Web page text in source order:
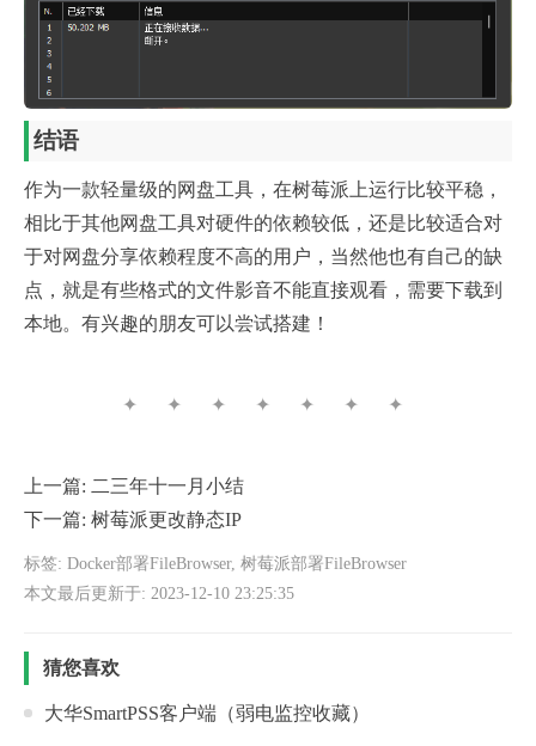
结语
作为一款轻量级的网盘工具，在树莓派上运行比较平稳，
相比于其他网盘工具对硬件的依赖较低，还是比较适合对
于对网盘分享依赖程度不高的用户，当然他也有自己的缺
点，就是有些格式的文件影音不能直接观看，需要下载到
本地。有兴趣的朋友可以尝试搭建！
✦ ✦ ✦ ✦ ✦ ✦ ✦
上一篇: 二三年十一月小结
下一篇: 树莓派更改静态IP
标签: Docker部署FileBrowser, 树莓派部署FileBrowser
本文最后更新于: 2023-12-10 23:25:35
猜您喜欢
大华SmartPSS客户端（弱电监控收藏）